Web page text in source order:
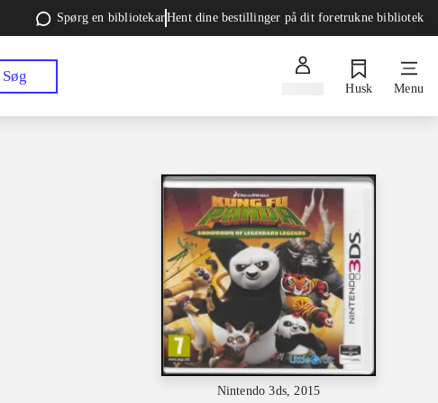
Spørg en bibliotekarHent dine bestillinger på dit foretrukne bibliotek
Søg
Husk Menu
Nintendo 3ds, 2015